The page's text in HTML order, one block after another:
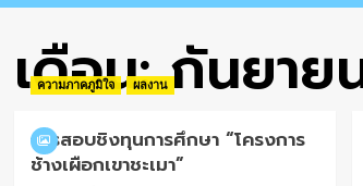
เดือน:กันยาย
ความภาคภูมิใจ ผลงาน
การสอบชิงทุนการศึกษา “โครงการ
ช้างเผือกเขาชะเมา”